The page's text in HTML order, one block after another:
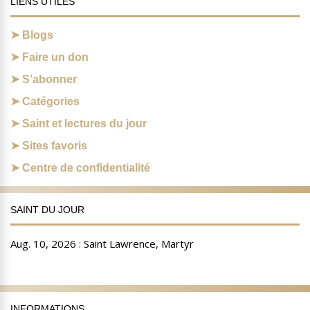
Blogs
Faire un don
S’abonner
Catégories
Saint et lectures du jour
Sites favoris
Centre de confidentialité
SAINT DU JOUR